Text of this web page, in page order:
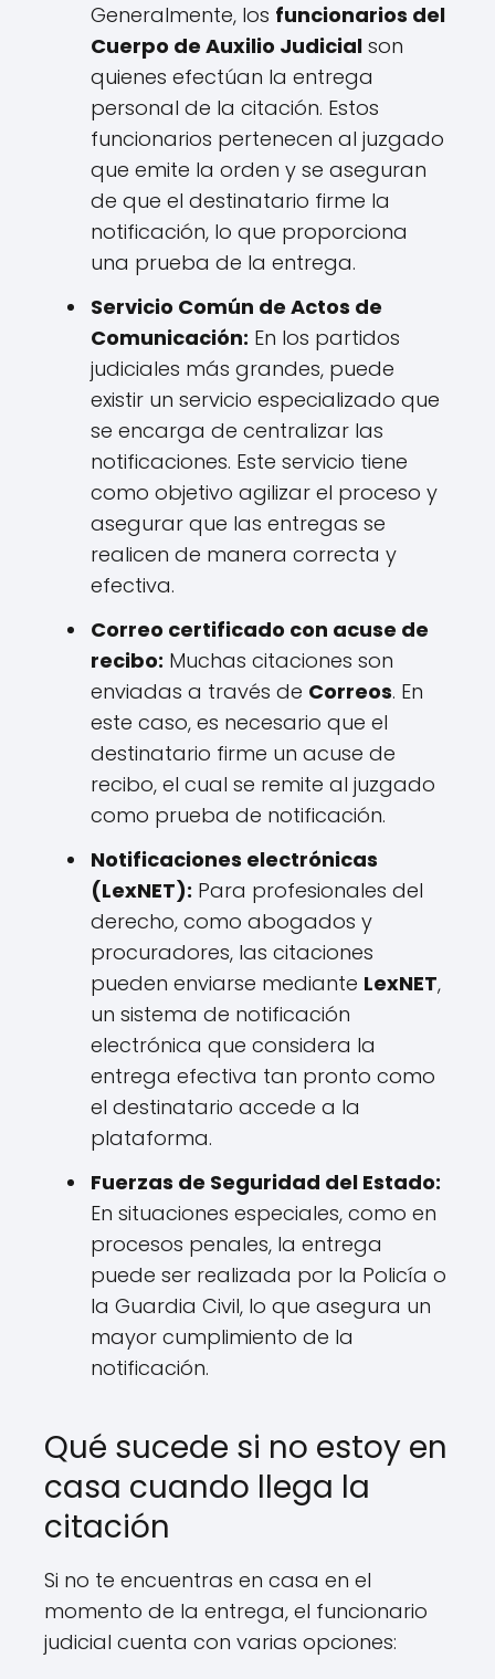
Generalmente, los funcionarios del
Cuerpo de Auxilio Judicial son
quienes efectúan la entrega
personal de la citación. Estos
funcionarios pertenecen al juzgado
que emite la orden y se aseguran
de que el destinatario firme la
notificación, lo que proporciona
una prueba de la entrega.
Servicio Común de Actos de
Comunicación: En los partidos
judiciales más grandes, puede
existir un servicio especializado que
se encarga de centralizar las
notificaciones. Este servicio tiene
como objetivo agilizar el proceso y
asegurar que las entregas se
realicen de manera correcta y
efectiva.
Correo certificado con acuse de
recibo: Muchas citaciones son
enviadas a través de Correos. En
este caso, es necesario que el
destinatario firme un acuse de
recibo, el cual se remite al juzgado
como prueba de notificación.
Notificaciones electrónicas
(LexNET): Para profesionales del
derecho, como abogados y
procuradores, las citaciones
pueden enviarse mediante LexNET,
un sistema de notificación
electrónica que considera la
entrega efectiva tan pronto como
el destinatario accede a la
plataforma.
Fuerzas de Seguridad del Estado:
En situaciones especiales, como en
procesos penales, la entrega
puede ser realizada por la Policía o
la Guardia Civil, lo que asegura un
mayor cumplimiento de la
notificación.
Qué sucede si no estoy en
casa cuando llega la
citación
Si no te encuentras en casa en el
momento de la entrega, el funcionario
judicial cuenta con varias opciones: